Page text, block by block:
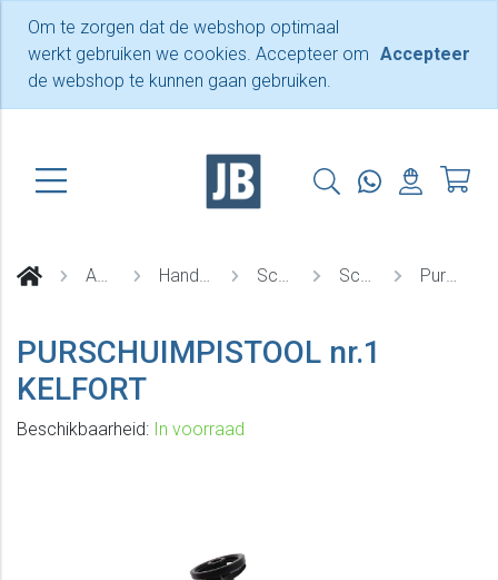
Om te zorgen dat de webshop optimaal
werkt gebruiken we cookies. Accepteer om
de webshop te kunnen gaan gebruiken.
Accepteer
Assortiment Handgereedschappen Schuimpistolen Schuimpistolen Purschuim pistool
PURSCHUIMPISTOOL nr.1
KELFORT
Beschikbaarheid: In voorraad